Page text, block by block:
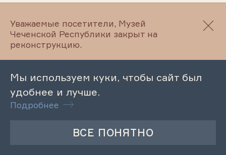
25.06.2024
Патриотический час
«Литературно –
этнографический музей Л.Н.
Толстого и Хусайн Хасуевич
Уважаемые посетители, Музей
Чеченской Республики закрыт на
реконструкцию.
Мы используем куки, чтобы сайт был
удобнее и лучше.
Подробнее